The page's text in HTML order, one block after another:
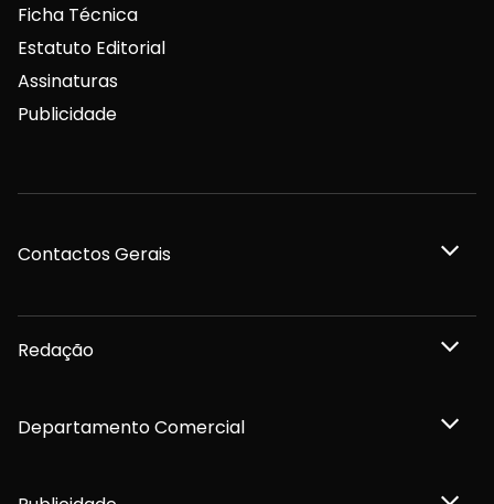
Ficha Técnica
Estatuto Editorial
Assinaturas
Publicidade
Contactos Gerais
Redação
Departamento Comercial